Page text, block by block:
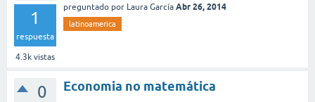
1
respuesta
4.3k vistas
preguntado por Laura García Abr 26, 2014
latinoamerica
0 Economia no matemática